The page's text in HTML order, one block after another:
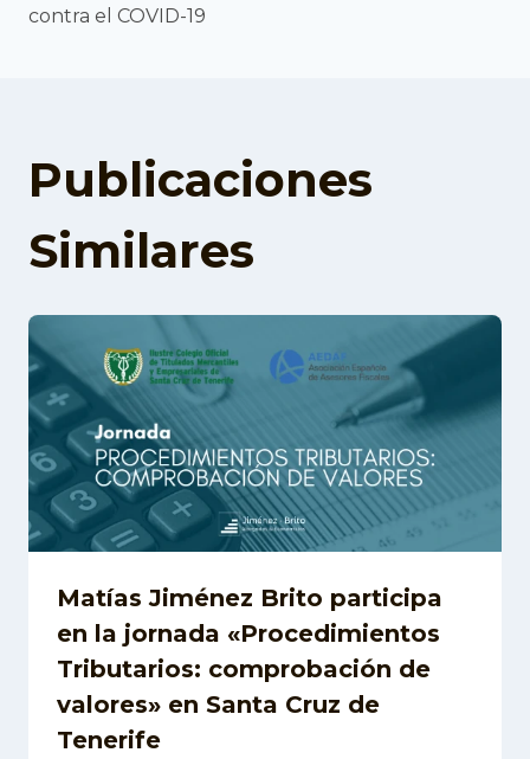
contra el COVID-19
Publicaciones
Similares
Matías Jiménez Brito participa
en la jornada «Procedimientos
Tributarios: comprobación de
valores» en Santa Cruz de
Tenerife